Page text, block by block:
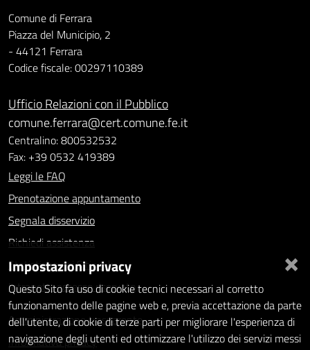
Comune di Ferrara
Piazza del Municipio, 2
- 44121 Ferrara
Codice fiscale: 00297110389
Ufficio Relazioni con il Pubblico
comune.ferrara@cert.comune.fe.it
Centralino: 800532532
Fax: +39 0532 419389
Leggi le FAQ
Prenotazione appuntamento
Segnala disservizio
Richiedi assistenza
Statistiche dei Siti web
Intranet - accesso riservato
Amministrazione trasparente
Informativa privacy
×
Impostazioni privacy
Questo Sito fa uso di cookie tecnici necessari al corretto
funzionamento delle pagine web e, previa accettazione da parte
dell'utente, di cookie di terze parti per migliorare l'esperienza di
navigazione degli utenti ed ottimizzare l'utilizzo dei servizi messi